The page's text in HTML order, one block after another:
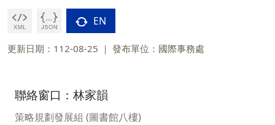
EN
更新日期：112-08-25 發布單位：國際事務處
聯絡窗口：林家韻
策略規劃發展組 (圖書館八樓)